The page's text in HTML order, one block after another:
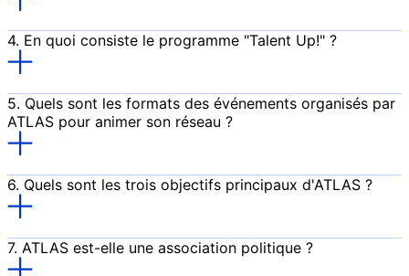
Amis d’ATLAS : Ouvert à tous, sans condition de
de notre réseau.
Membres associés : Profils issus de parcours
d'excellence qui souhaitent s'intégrer à notre
se distinguent par leur parcours d'excellence et
requise
4. En quoi consiste le programme "Talent Up!" ?
5. Quels sont les formats des événements organisés par
ATLAS pour animer son réseau ?
6. Quels sont les trois objectifs principaux d'ATLAS ?
Favoriser la création d’un vivier de talents dans les
7. ATLAS est-elle une association politique ?